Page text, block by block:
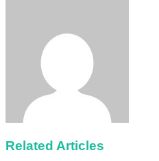
Related Articles